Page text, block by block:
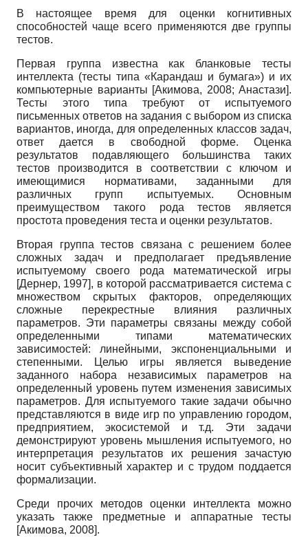
В настоящее время для оценки когнитивных
способностей чаще всего применяются две группы
тестов.
Первая группа известна как бланковые тесты
интеллекта (тесты типа «Карандаш и бумага») и их
компьютерные варианты [Акимова, 2008; Анастази].
Тесты этого типа требуют от испытуемого
письменных ответов на задания с выбором из списка
вариантов, иногда, для определенных классов задач,
ответ дается в свободной форме. Оценка
результатов подавляющего большинства таких
тестов производится в соответствии с ключом и
имеющимися нормативами, заданными для
различных групп испытуемых. Основным
преимуществом такого рода тестов является
простота проведения теста и оценки результатов.
Вторая группа тестов связана с решением более
сложных задач и предполагает предъявление
испытуемому своего рода математической игры
[Дернер, 1997], в которой рассматривается система с
множеством скрытых факторов, определяющих
сложные перекрестные влияния различных
параметров. Эти параметры связаны между собой
определенными типами математических
зависимостей: линейными, экспоненциальными и
степенными. Целью игры является выведение
заданного набора независимых параметров на
определенный уровень путем изменения зависимых
параметров. Для испытуемого такие задачи обычно
представляются в виде игр по управлению городом,
предприятием, экосистемой и т.д. Эти задачи
демонстрируют уровень мышления испытуемого, но
интерпретация результатов их решения зачастую
носит субъективный характер и с трудом поддается
формализации.
Среди прочих методов оценки интеллекта можно
указать также предметные и аппаратные тесты
[Акимова, 2008].